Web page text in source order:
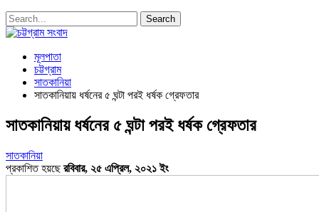
মূলপাতা
চট্টগ্রাম
সাতকানিয়া
সাতকানিয়ায় ধর্ষনের ৫ ঘন্টা পরই ধর্ষক গ্রেফতার
সাতকানিয়ায় ধর্ষনের ৫ ঘন্টা পরই ধর্ষক গ্রেফতার
সাতকানিয়া
প্রকাশিত হয়ছেরবিবার, ২৫ এপ্রিল, ২০২১ ইং